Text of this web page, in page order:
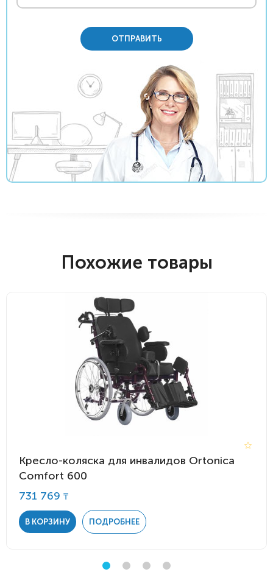
ОТПРАВИТЬ
Похожие товары
Кресло-коляска для инвалидов Ortonica
Comfort 600
731 769 ₸
В КОРЗИНУ ПОДРОБНЕЕ